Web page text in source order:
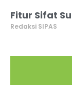
Fitur Sifat
Redaksi SIPAS